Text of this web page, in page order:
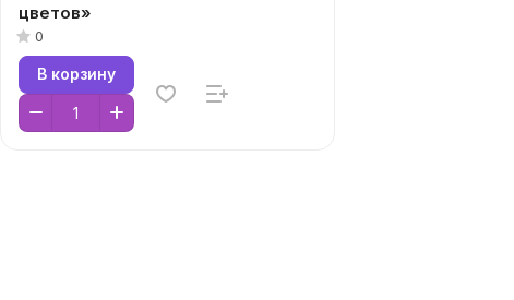
цветов»
0
В корзину